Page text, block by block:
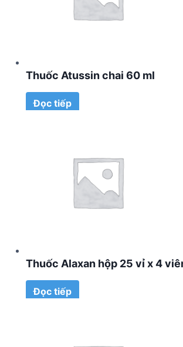
Thuốc Atussin chai 60 ml
Đọc tiếp
Thuốc Alaxan hộp 25 vỉ x 4
Đọc tiếp